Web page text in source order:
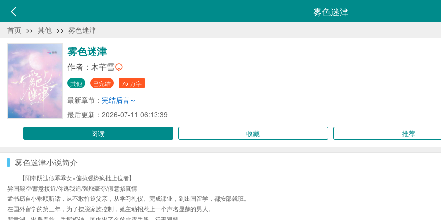
雾色迷津
首页 >> 其他 >> 雾色迷津
雾色迷津
作者： 木芊雪
其他 已完结 75 万字
最新章节： 完结后言～
最后更新：2026-07-11 06:13:39
阅读
收藏 推荐
雾色迷津小说简介
【阳奉阴违假乖乖女×偏执强势疯批上位者】
异国架空/蓄意接近/你逃我追/强取豪夺/假意掺真情
孟书窈自小乖顺听话，从不敢忤逆父亲，从学习礼仪、完成课业，到出国留学，都按部就班。
在国外留学的第三年，为了摆脱家族控制，她主动招惹上一个声名显赫的男人。